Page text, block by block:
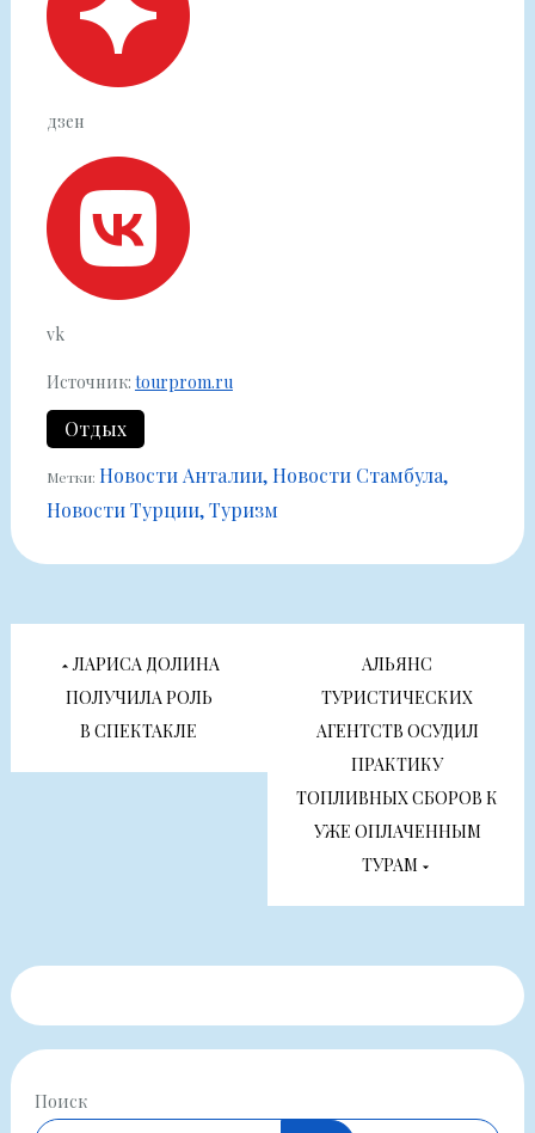
дзен
vk
Источник: tourprom.ru
Отдых
Метки: Новости Анталии Новости Стамбула
Новости Турции Туризм
Навигация
по
записям
ЛАРИСА ДОЛИНА
ПОЛУЧИЛА РОЛЬ
В СПЕКТАКЛЕ
АЛЬЯНС
ТУРИСТИЧЕСКИХ
АГЕНТСТВ ОСУДИЛ
ПРАКТИКУ
ТОПЛИВНЫХ СБОРОВ К
УЖЕ ОПЛАЧЕННЫМ
ТУРАМ
Поиск